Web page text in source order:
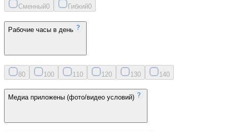
Сменный0 Гибкий0
Рабочие часы в день
80 100 11 0 120 130 140
Медиа приложены (фото/видео условий)